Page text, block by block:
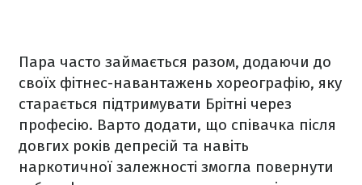
Пара часто займається разом, додаючи до
своїх фітнес-навантажень хореографію, яку
старається підтримувати Брітні через
професію. Варто додати, що співачка після
довгих років депресій та навіть
наркотичної залежності змогла повернути